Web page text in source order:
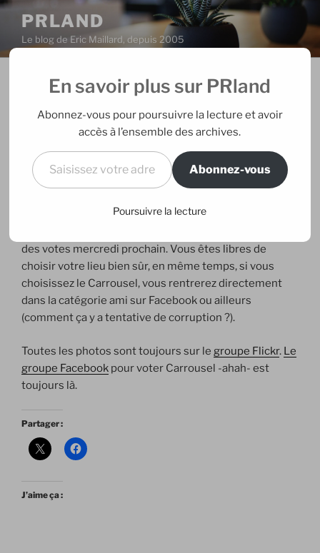
Aller
contenu
principal
PRLAND
Le blog de Eric Maillard, depuis 2005
PUBLIÉ
15/08/2008PARERIC
Dernier picnic de l’été
remplacé in extremis par un apéro en violet improvisé
au Frog, la dernière édition des picnics de l’été se
réguliers, des petits nouveaux, même les québecois !
des votes mercredi prochain. Vous êtes libres de
choisir votre lieu bien sûr, en même temps, si vous
choisissez le Carrousel, vous rentrerez directement
dans la catégorie ami sur Facebook ou ailleurs
(comment ça y a tentative de corruption ?).
Toutes les photos sont toujours sur le groupe Flickr. Le
groupe Facebook pour voter Carrousel -ahah- est
toujours là.
Partager :
J’aime ça :
En savoir plus sur PRland
Abonnez-vous pour poursuivre la lecture et avoir
accès à l’ensemble des archives.
Saisissez votre adresse e-mail…
Abonnez-vous
Poursuivre la lecture